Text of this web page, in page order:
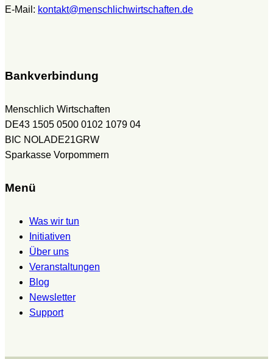
E-Mail: kontakt@menschlichwirtschaften.de
Bankverbindung
Menschlich Wirtschaften
DE43 1505 0500 0102 1079 04
BIC NOLADE21GRW
Sparkasse Vorpommern
Menü
Was wir tun
Initiativen
Über uns
Veranstaltungen
Blog
Newsletter
Support